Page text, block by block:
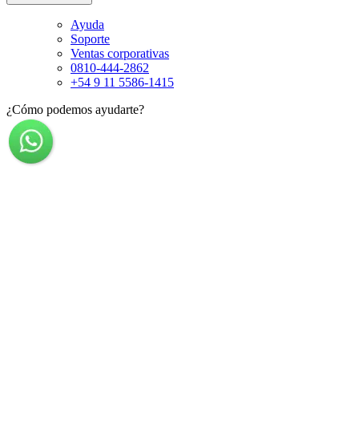
Ayuda
Soporte
Ventas corporativas
0810-444-2862
+54 9 11 5586-1415
¿Cómo podemos ayudarte?